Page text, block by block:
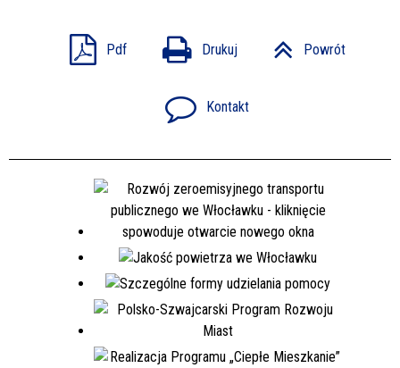
Pdf Drukuj Powrót
Kontakt